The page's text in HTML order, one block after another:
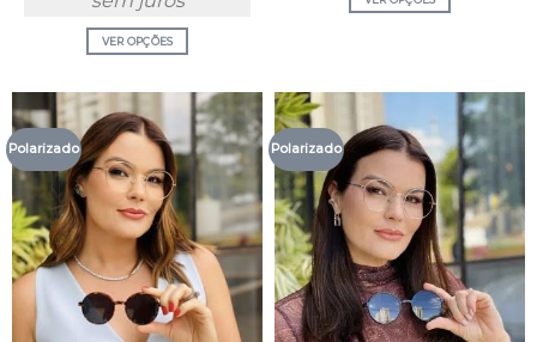
VER OPÇÕES
Polarizado Polarizado